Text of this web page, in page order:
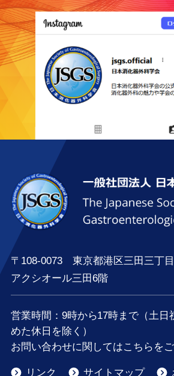
〒108-0073 東京都港区三田三丁
アクシオール三田6階
営業時間：9時から17時まで（土日
めた休日を除く）
お問い合わせに関してはこちらを
リンク サイトマップ